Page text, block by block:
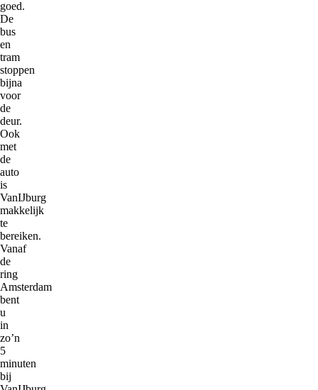
goed.
De
bus
en
tram
stoppen
bijna
voor
de
deur.
Ook
met
de
auto
is
VanIJburg
makkelijk
te
bereiken.
Vanaf
de
ring
Amsterdam
bent
u
in
zo’n
5
minuten
bij